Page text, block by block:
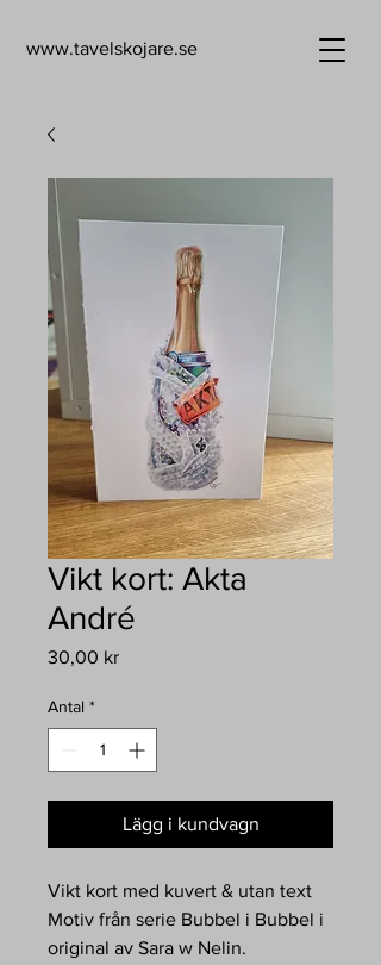
www.tavelskojare.se
Vikt kort: Akta
André
30,00 krPris
Antal *
Lägg i kundvagn
Vikt kort med kuvert & utan text
Motiv från serie Bubbel i Bubbel i
original av Sara w Nelin.